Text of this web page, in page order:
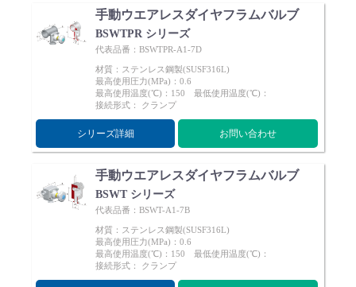
Language：日本語／English
お問い合わせ
手動ウエアレスダイヤフラムバルブ
BSWTPR シリーズ
代表品番：BSWTPR-A1-7D
材質：ステンレス鋼製(SUSF316L)
最高使用圧力(MPa)：0.6
最高使用温度(℃)：150 最低使用温度(℃)：
接続形式： クランプ
シリーズ詳細 お問い合わせ
手動ウエアレスダイヤフラムバルブ
BSWT シリーズ
代表品番：BSWT-A1-7B
材質：ステンレス鋼製(SUSF316L)
最高使用圧力(MPa)：0.6
最高使用温度(℃)：150 最低使用温度(℃)：
接続形式： クランプ